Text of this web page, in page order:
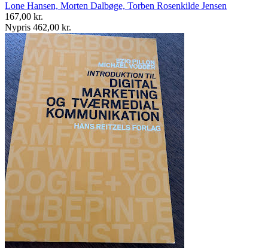
Lone Hansen, Morten Dalbøge, Torben Rosenkilde Jensen
167,00 kr.
Nypris 462,00 kr.